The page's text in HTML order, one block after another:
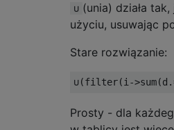
∪ (unia) działa tak,
użyciu, usuwając
Stare rozwiązanie:
Prosty - dla